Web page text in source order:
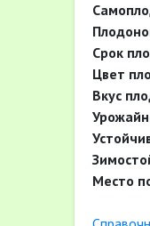
Cрок
Цвет
Вкус
Место